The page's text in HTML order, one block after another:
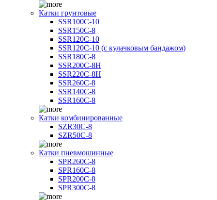
Катки грунтовые
SSR100C-10
SSR150C-8
SSR120C-10
SSR120C-10 (с кулачковым бандажом)
SSR180C-8
SSR200C-8H
SSR220C-8H
SSR260C-8
SSR140C-8
SSR160C-8
Катки комбинированные
SZR30C-8
SZR50C-8
Катки пневмошинные
SPR260C-8
SPR160C-8
SPR200C-8
SPR300C-8